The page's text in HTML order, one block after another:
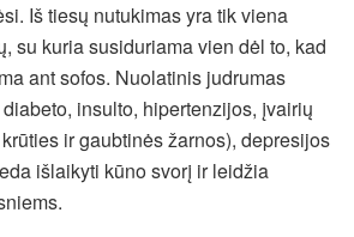
Iš tiesų nutukimas yra tik viena
su kuria susiduriama vien dėl to, kad
ant sofos. Nuolatinis judrumas
insulto, hipertenzijos, įvairių
ir gaubtinės žarnos), depresijos
išlaikyti kūno svorį ir leidžia